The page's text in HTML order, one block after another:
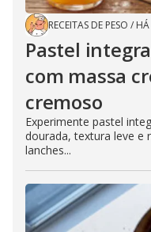
RECEITAS DE PESO /
Pastel
com massa
cremoso
Experimente pastel
dourada, textura leve e
lanches...